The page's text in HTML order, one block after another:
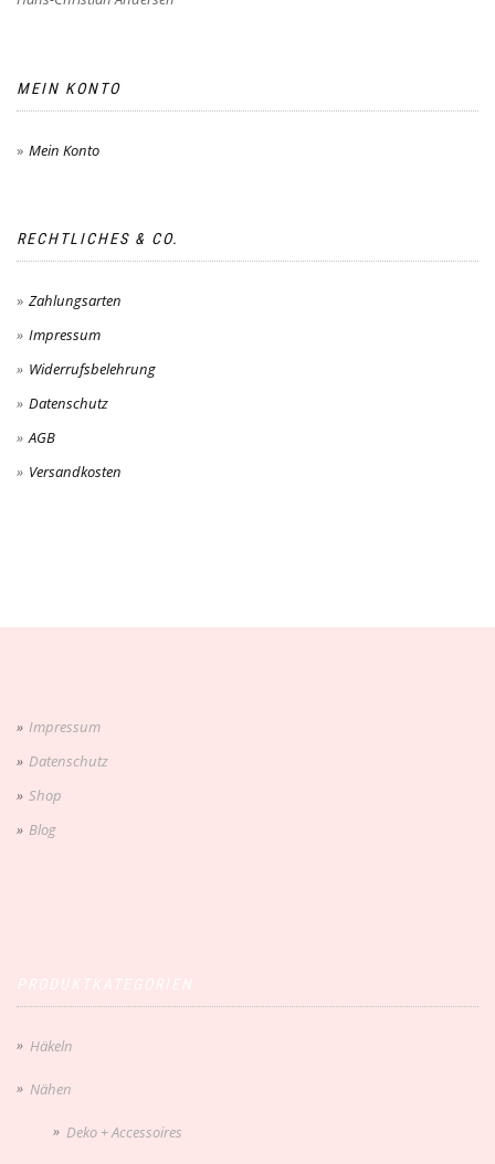
MEIN KONTO
Mein Konto
RECHTLICHES & CO.
Zahlungsarten
Impressum
Widerrufsbelehrung
Datenschutz
AGB
Versandkosten
Impressum
Datenschutz
Shop
Blog
Häkeln
Nähen
Deko + Accessoires